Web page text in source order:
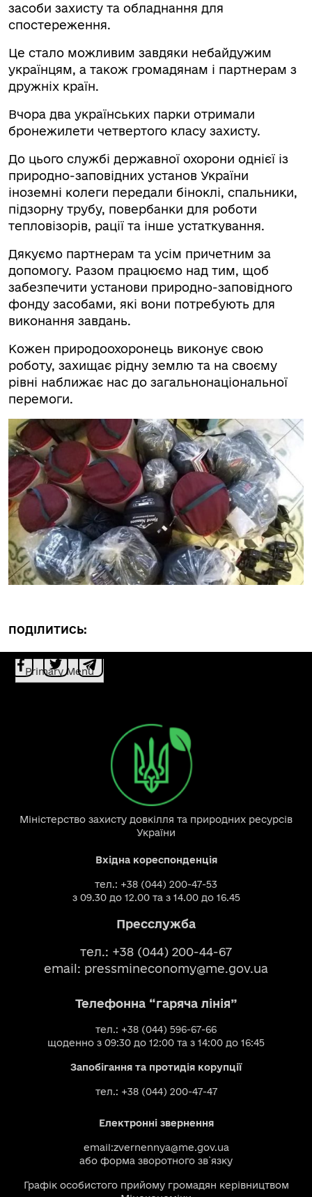
засоби захисту та обладнання для
спостереження.
Це стало можливим завдяки небайдужим
українцям, а також громадянам і партнерам з
дружніх країн.
Вчора два українських парки отримали
бронежилети четвертого класу захисту.
До цього службі державної охорони однієї із
природно-заповідних установ України
іноземні колеги передали біноклі, спальники,
підзорну трубу, повербанки для роботи
тепловізорів, рації та інше устаткування.
Дякуємо партнерам та усім причетним за
допомогу. Разом працюємо над тим, щоб
забезпечити установи природно-заповідного
фонду засобами, які вони потребують для
виконання завдань.
Кожен природоохоронець виконує свою
роботу, захищає рідну землю та на своєму
рівні наближає нас до загальнонаціональної
перемоги.
ПОДІЛИТИСЬ:
Primary Menu
Міністерство захисту довкілля та природних ресурсів
України
Вхідна кореспонденція
тел.: +38 (044) 200-47-53
з 09.30 до 12.00 та з 14.00 до 16.45
Пресслужба
тел.: +38 (044) 200-44-67
email: pressmineconomy@me.gov.ua
Телефонна “гаряча лінія”
тел.: +38 (044) 596-67-66
щоденно з 09:30 до 12:00 та з 14:00 до 16:45
Запобігання та протидія корупції
тел.: +38 (044) 200-47-47
Електронні звернення
email:zvernennya@me.gov.ua
або форма зворотного зв`язку
Графік особистого прийому громадян керівництвом